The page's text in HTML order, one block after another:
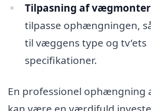
Tilpasning af
tilpasse ophængningen,
til væggens type og tv’ets
specifikationer.
En professionel ophængning